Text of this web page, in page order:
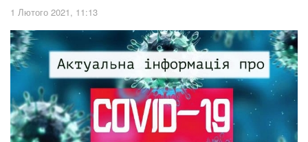
1 Лютого 2021, 11:13